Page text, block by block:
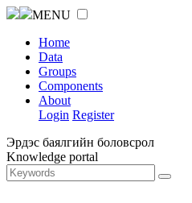
MENU
Home
Data
Groups
Components
About
Login Register
Эрдэс баялгийн боловсрол
Knowledge portal